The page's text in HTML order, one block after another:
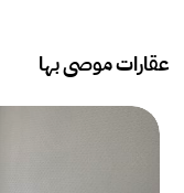
عقارات موصى بها